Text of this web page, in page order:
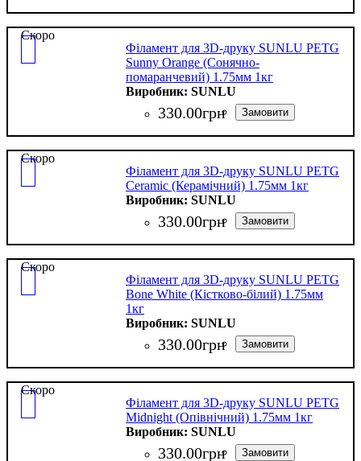
Скоро
Філамент для 3D-друку SUNLU PETG
Sunny Orange (Сонячно-
помаранчевий) 1.75мм 1кг
SUNLU
330.00грн
Скоро
Філамент для 3D-друку SUNLU PETG
Ceramic (Керамічний) 1.75мм 1кг
SUNLU
330.00грн
Скоро
Філамент для 3D-друку SUNLU PETG
Bone White (Кістково-білий) 1.75мм
1кг
SUNLU
330.00грн
Скоро
Філамент для 3D-друку SUNLU PETG
Midnight (Опівнічний) 1.75мм 1кг
SUNLU
330.00грн